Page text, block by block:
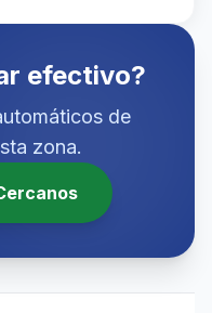
efectivo?
de
zona.